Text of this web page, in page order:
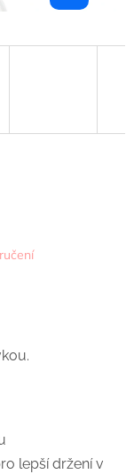
lepší držení v